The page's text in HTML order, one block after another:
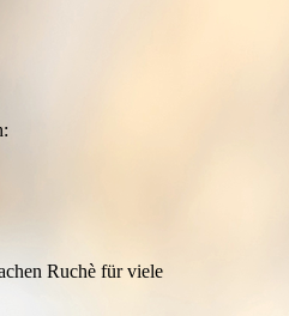
Ruchè für viele